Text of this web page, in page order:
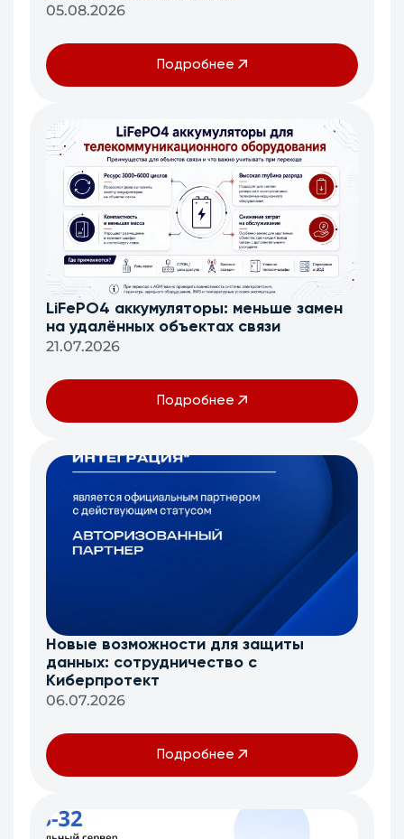
05.08.2026
Подробнее
LiFePO4 аккумуляторы: меньше замен
на удалённых объектах связи
21.07.2026
Подробнее
Новые возможности для защиты
данных: сотрудничество с
Киберпротект
06.07.2026
Подробнее